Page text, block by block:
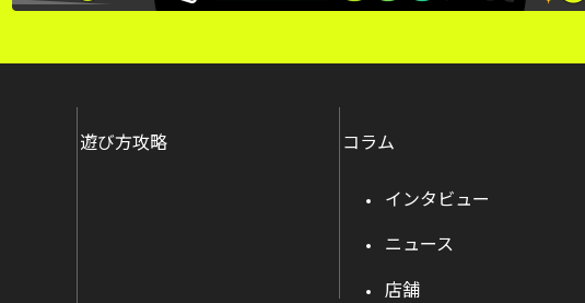
遊び方攻略 コラム
インタビュー
ニュース
店舗